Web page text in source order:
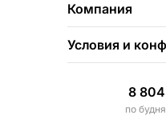
Компания
Условия и
8
по